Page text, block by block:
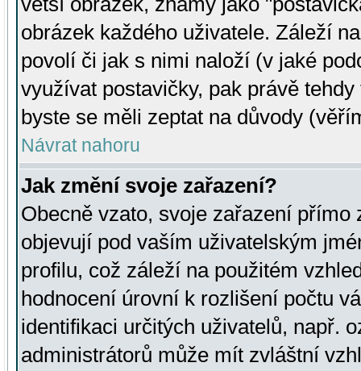
obrázek každého uživatele. Záleží
povolí či jak s nimi naloží (v jaké
využívat postavičky, pak právě
byste se měli zeptat na důvody
Návrat nahoru
Jak změní svoje zařazení?
Obecně vzato, svoje zařazení přímo
objevují pod vaším uživatelským
profilu, což záleží na použitém
hodnocení úrovní k rozlišení počtu
identifikaci určitých uživatelů, např.
administrátorů může mít zvláštní